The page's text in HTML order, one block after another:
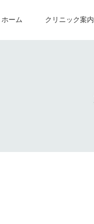
ホーム クリニック案内